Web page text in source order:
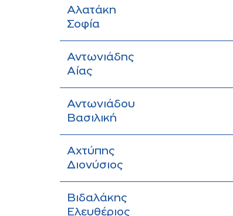
Αλατάκη
Σοφία
Αντωνιάδης
Αίας
Αντωνιάδου
Βασιλική
Αχτύπης
Διονύσιος
Βιδαλάκης
Ελευθέριος